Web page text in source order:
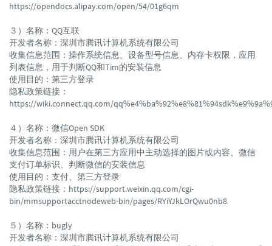
https://opendocs.alipay.com/open/54/01g6qm
３）名称：QQ互联
开发者名称：深圳市腾讯计算机系统有限公司
收集信息范围：操作系统信息、设备型号信息、内存卡权限，应用
列表信息，用于判断QQ和Tim的安装信息
使用目的：第三方登录
隐私政策链接：
https://wiki.connect.qq.com/
４）名称：微信Open SDK
开发者名称：深圳市腾讯计算机系统有限公司
收集信息范围：用户在第三方应用中主动选择的图片或内容、微信
支付订单标识、判断微信的安装信息
使用目的：支付、第三方登录
隐私政策链接：https://support.weixin.qq.com/cgi-
bin/mmsupportacctnodeweb-bin/pages/RYiYJkLOrQwu0nb8
５）名称：bugly
开发者名称：深圳市腾讯计算机系统有限公司